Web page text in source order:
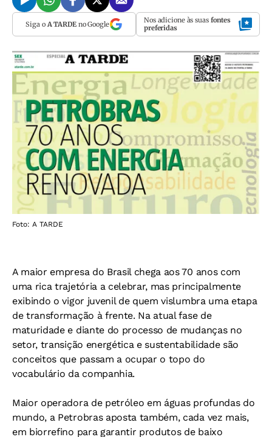
Siga o A TARDEno Google Nos adicione às suas fontes
preferidas
Foto: A TARDE
A maior empresa do Brasil chega aos 70 anos com
uma rica trajetória a celebrar, mas principalmente
exibindo o vigor juvenil de quem vislumbra uma etapa
de transformação à frente. Na atual fase de
maturidade e diante do processo de mudanças no
setor, transição energética e sustentabilidade são
conceitos que passam a ocupar o topo do
vocabulário da companhia.
Maior operadora de petróleo em águas profundas do
mundo, a Petrobras aposta também, cada vez mais,
em biorrefino para garantir produtos de baixo